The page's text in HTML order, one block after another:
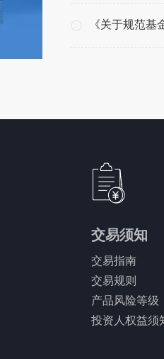
《关于规范
交易须知
交易指南
交易规则
产品风险等级
投资人权益须